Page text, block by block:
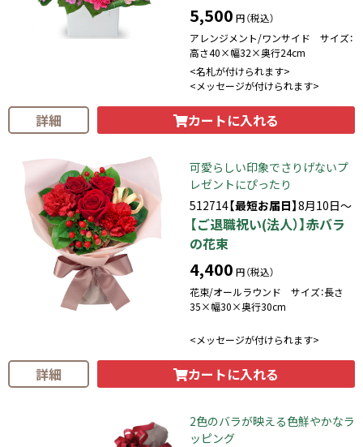
5,500 円（税込）
アレンジメント/ワンサイド サイズ：
高さ40×幅32×奥行24cm
<名札が付けられます>
<メッセージが付けられます>
詳細 カートに入れる
可愛らしい印象でさりげないプ
レゼントにぴったり
512714【最短お届日】8月10日～
【ご退職祝い(法人）】赤バラ
の花束
4,400 円（税込）
花束/オールラウンド サイズ：長さ
35×幅30×奥行30cm
<メッセージが付けられます>
詳細 カートに入れる
2色のバラが映える色鮮やかなラ
ッピング